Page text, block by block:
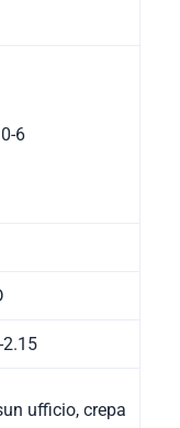
6
2.15
ufficio, crepa